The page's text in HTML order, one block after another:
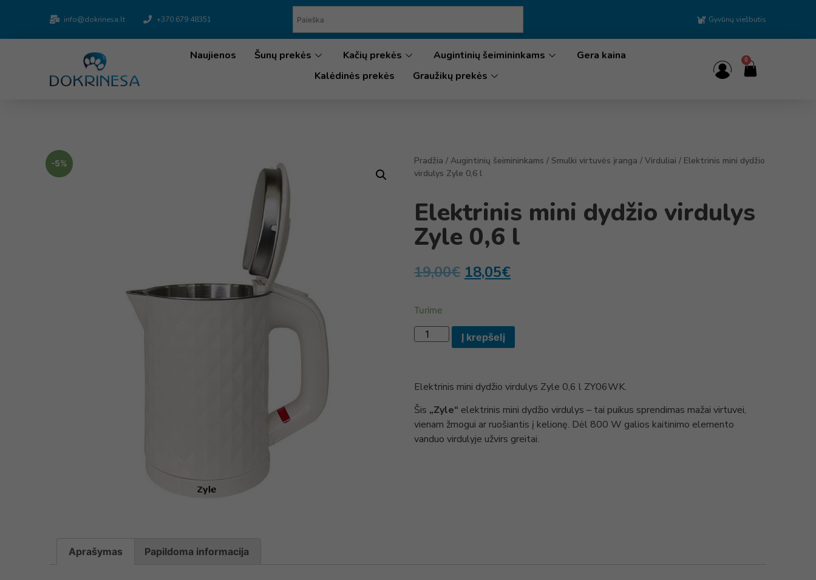
info@dokrinesa.lt +370 679 48351 Gyvūnų viešbutis
Naujienos Šunų prekės Kačių prekės Augintinių šeimininkams
Gera kaina
Kalėdinės prekės
Graužikų prekės
0
-5% Pradžia / Augintinių šeimininkams / Smulki virtuvės įranga / Virduliai / Elektrinis mini dydžio
virdulys Zyle 0,6 l
Elektrinis mini dydžio virdulys
Zyle 0,6 l
19,00€ 18,05€
Turime
Į krepšelį
Elektrinis mini dydžio virdulys Zyle 0,6 l ZY06WK.
Šis „Zyle“ elektrinis mini dydžio virdulys – tai puikus sprendimas mažai virtuvei,
vienam žmogui ar ruošiantis į kelionę. Dėl 800 W galios kaitinimo elemento
vanduo virdulyje užvirs greitai.
Aprašymas Papildoma informacija